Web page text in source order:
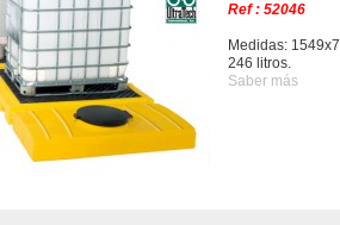
Ref : 52046
Medidas:
246 litros.
Saber más